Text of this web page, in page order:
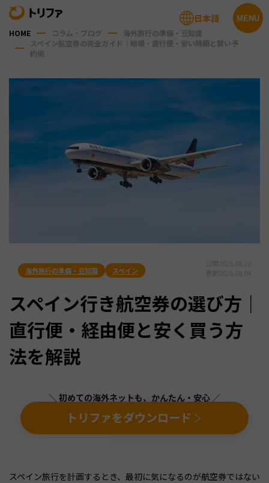
MENU
日本語
HOME コラム・ブログ
海外旅行の準備・豆知識
スペイン航空券の完全ガイド｜相場・直行便・安い時期と賢い予
約術
海外旅行の準備・豆知識 スペイン
スペイン行き航空券の選び方｜
直行便・経由便と安く買う方
法を解説
＼ 初めての海外ネットも、かんたん・安心 ／
トリファをダウンロード
スペイン旅行を計画するとき、最初に気になるのが航空券ではない